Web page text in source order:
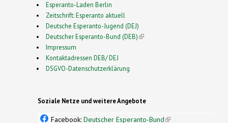
Esperanto-Laden Berlin
Zeitschrift: Esperanto aktuell
Deutsche Esperanto-Jugend (DEJ)
Deutscher Esperanto-Bund (DEB)(link is external)
Impressum
Kontaktadressen DEB/ DEJ
DSGVO-Datenschutzerklärung
Soziale Netze und weitere Angebote
Facebook: Deutscher Esperanto-Bund(link is